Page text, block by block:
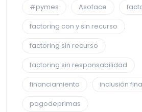
#pymes
Asoface
factoring con y sin recurso
factoring sin recurso
factoring sin responsabilidad
financiamiento
inclusión
pagodeprimas